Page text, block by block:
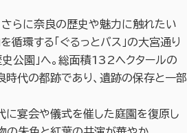
さらに奈良の歴史や魅力に触れたい
循環する「ぐるっとバス」の大宮通り
公園」へ。総面積132ヘクタールの
時代の都跡であり、遺跡の保存と一部
に宴会や儀式を催した庭園を復原し